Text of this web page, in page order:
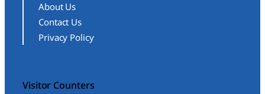
About Us
Contact Us
Privacy Policy
Visitor Counters